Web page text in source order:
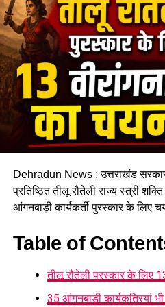
मूसाताल में डूबने से दो एयरफोर्स
शव !
DON'T MISS
हर बूथ पर मिलेगी न्यूनतम सुविधा,
आयोग ने कसी कमर
Dehradun News : उत्तराखंड
प्रतिष्ठित तीलू रौतेली राज्य स्त्री
आंगनबाड़ी कार्यकर्ती पुरस्कार के लिए
Table of
तीलू रौतेली पुरस्कार के लिए
35 आंगनबाड़ी कार्यकत्रियां भी